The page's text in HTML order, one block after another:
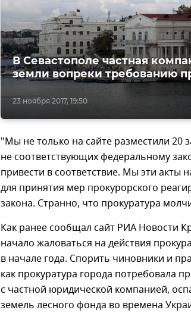
23 ноября 2017, 19:50
В Севастополе частная
земли вопреки требованию
"Мы не только на сайте разместили 20
не соответствующих федеральному
привести в соответствие. Мы эти акты
для принятия мер прокурорского
закона. Странно, что прокуратура
Как ранее сообщал сайт РИА Новости
начало жаловаться на действия
в начале года. Спорить чиновники и
как прокуратура города потребовала
с частной юридической компанией,
земель лесного фонда во времена